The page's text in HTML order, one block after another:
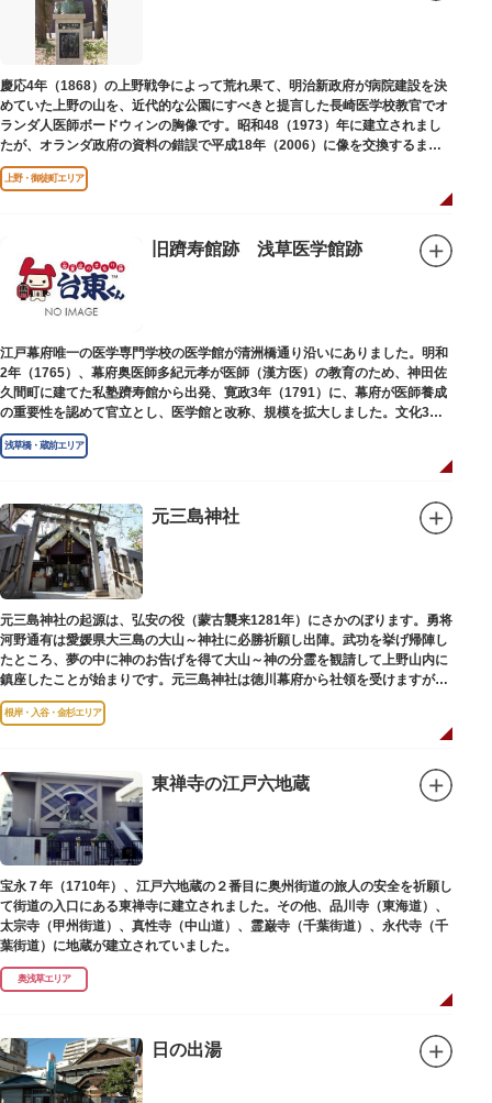
慶応4年（1868）の上野戦争によって荒れ果て、明治新政府が病院建設を決
めていた上野の山を、近代的な公園にすべきと提言した長崎医学校教官でオ
ランダ人医師ボードウィンの胸像です。昭和48（1973）年に建立されまし
たが、オランダ政府の資料の錯誤で平成18年（2006）に像を交換するまで
は博士の弟の像でした。
上野・御徒町エリア
旧躋寿館跡 浅草医学館跡
江戸幕府唯一の医学専門学校の医学館が清洲橋通り沿いにありました。明和
2年（1765）、幕府奥医師多紀元孝が医師（漢方医）の教育のため、神田佐
久間町に建てた私塾躋寿館から出発、寛政3年（1791）に、幕府が医師養成
の重要性を認めて官立とし、医学館と改称、規模を拡大しました。文化3年
（1806）、大火に遭い焼失しましたが、同年に旧向柳原一丁目に移転、再建
されました。
弟育成をはかるなど、江戸時代後期から明治維新に至る日本の医学振興に貢
献しました。
※現在、この場所に「旧躋寿館跡 浅草医学館跡」に関する案内板や説明版
等は設置されておりません。
浅草橋・蔵前エリア
元三島神社
元三島神社の起源は、弘安の役（蒙古襲来1281年）にさかのぼります。勇将
河野通有は愛媛県大三島の大山～神社に必勝祈願し出陣。武功を挙げ帰陣し
たところ、夢の中に神のお告げを得て大山～神の分霊を観請して上野山内に
鎮座したことが始まりです。元三島神社は徳川幕府から社領を受けますが、
御用地となったために上野から浅草へ移転し、現在の地に至ります。
根岸・入谷・金杉エリア
東禅寺の江戸六地蔵
宝永７年（1710年）、江戸六地蔵の２番目に奥州街道の旅人の安全を祈願し
て街道の入口にある東禅寺に建立されました。その他、品川寺（東海道）、
太宗寺（甲州街道）、真性寺（中山道）、霊巌寺（千葉街道）、永代寺（千
葉街道）に地蔵が建立されていました。
奥浅草エリア
日の出湯